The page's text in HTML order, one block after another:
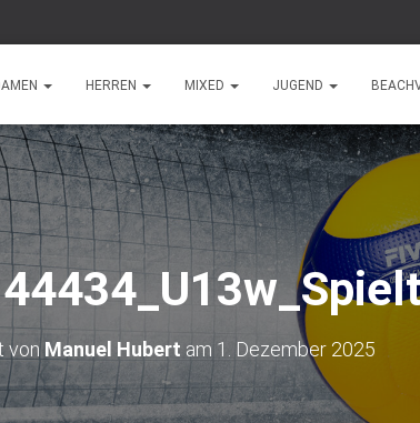
HERREN MIXED JUGEND
von Manuel Hubert am 1. Dezember 2025